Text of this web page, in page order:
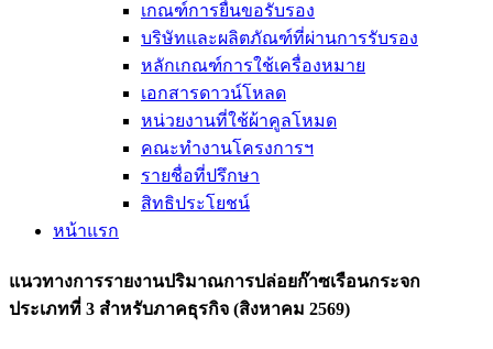
เกณฑ์การยื่นขอรับรอง
บริษัทและผลิตภัณฑ์ที่ผ่านการรับรอง
หลักเกณฑ์การใช้เครื่องหมาย
เอกสารดาวน์โหลด
หน่วยงานที่ใช้ผ้าคูลโหมด
คณะทำงานโครงการฯ
รายชื่อที่ปรึกษา
สิทธิประโยชน์
หน้าแรก
แนวทางการรายงานปริมาณการปล่อยก๊าซเรือนกระจก
ประเภทที่ 3 สำหรับภาคธุรกิจ (สิงหาคม 2569)